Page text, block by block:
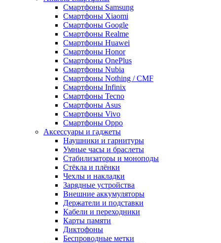
Смартфоны Samsung
Смартфоны Xiaomi
Смартфоны Google
Смартфоны Realme
Смартфоны Huawei
Смартфоны Honor
Смартфоны OnePlus
Смартфоны Nubia
Смартфоны Nothing / CMF
Смартфоны Infinix
Смартфоны Tecno
Смартфоны Asus
Смартфоны Vivo
Смартфоны Oppo
Аксессуары и гаджеты
Наушники и гарнитуры
Умные часы и браслеты
Стабилизаторы и моноподы
Стёкла и плёнки
Чехлы и накладки
Зарядные устройства
Внешние аккумуляторы
Держатели и подставки
Кабели и переходники
Карты памяти
Диктофоны
Беспроводные метки